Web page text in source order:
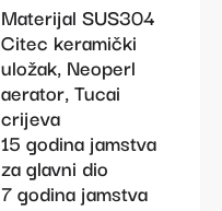
Materijal SUS304
Citec keramički
uložak, Neoperl
aerator, Tucai
crijeva
15 godina jamstva
za glavni dio
7 godina jamstva